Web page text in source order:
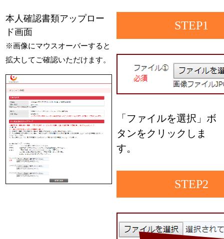
本人確認書類アップロー
ド画面
※画像にマウスオーバーすると
拡大してご確認いただけます。
STEP1
「ファイルを選択」ボ
タンをクリックしま
す。
STEP2